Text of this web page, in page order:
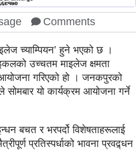
Comments
च्याम्पियन’ हुने भएको छ ।
उच्चतम माइलेज क्षमता
गरिएको हो । जनकपुरको
सोमबार यो कार्यक्रम आयोजना गर्ने
बचत र भरपर्दो विशेषताहरूलाई
प्रतिस्पर्धाको भावना प्रवद्र्धन